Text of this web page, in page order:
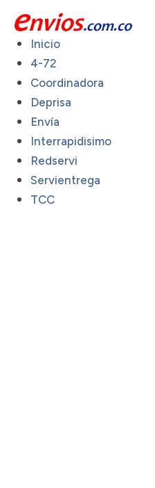
Inicio
4-72
Coordinadora
Deprisa
Envía
Interrapidisimo
Redservi
Servientrega
TCC